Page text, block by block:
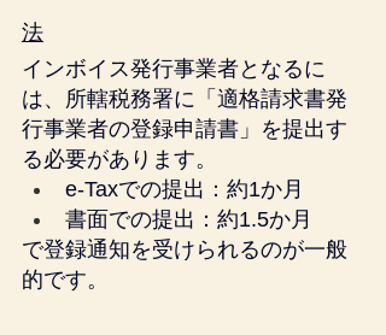
法
インボイス発行事業者となるに
は、所轄税務署に「適格請求書発
行事業者の登録申請書」を提出す
る必要があります。
e-Taxでの提出：約1か月
書面での提出：約1.5か月
で登録通知を受けられるのが一般
的です。